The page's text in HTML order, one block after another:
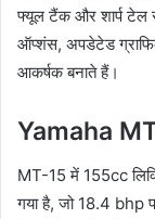
फ्यूल टैंक और शार्प टेल
ऑप्शंस, अपडेटेड
आकर्षक बनाते हैं।
Yamaha
MT-15 में 155cc
गया है, जो 18.4 bhp